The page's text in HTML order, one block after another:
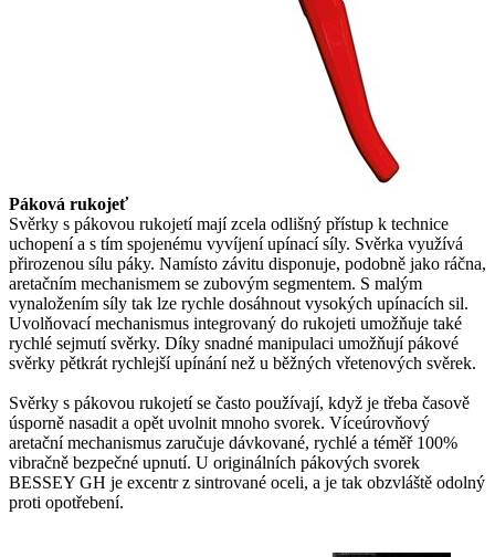
Páková rukojeť
Svěrky s pákovou rukojetí mají zcela odlišný přístup k technice
uchopení a s tím spojenému vyvíjení upínací síly. Svěrka využívá
přirozenou sílu páky. Namísto závitu disponuje, podobně jako ráčna,
aretačním mechanismem se zubovým segmentem. S malým
vynaložením síly tak lze rychle dosáhnout vysokých upínacích sil.
Uvolňovací mechanismus integrovaný do rukojeti umožňuje také
rychlé sejmutí svěrky. Díky snadné manipulaci umožňují pákové
svěrky pětkrát rychlejší upínání než u běžných vřetenových svěrek.
Svěrky s pákovou rukojetí se často používají, když je třeba časově
úsporně nasadit a opět uvolnit mnoho svorek. Víceúrovňový
aretační mechanismus zaručuje dávkované, rychlé a téměř 100%
vibračně bezpečné upnutí. U originálních pákových svorek
BESSEY GH je excentr z sintrované oceli, a je tak obzvláště odolný
proti opotřebení.